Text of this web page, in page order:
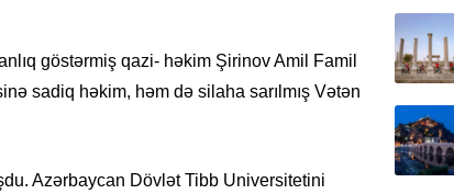
göstərmiş qazi- həkim Şirinov Amil Famil
sadiq həkim, həm də silaha sarılmış Vətən
Azərbaycan Dövlət Tibb Universitetini
Tarixin
İlin ilk
çox